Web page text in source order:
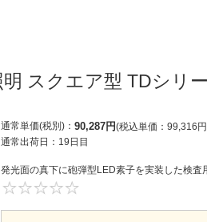
スクエア型 TDシリ
通常単価(税別) 90,287円 税込単価 99,316円
通常出荷日： 19日目
発光面の真下に砲弾型LED素子を実装した検